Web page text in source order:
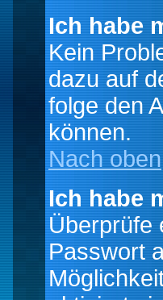
Ich habe
Kein
dazu auf
folge den
können.
Nach oben
Ich habe
Überprüfe
Passwort